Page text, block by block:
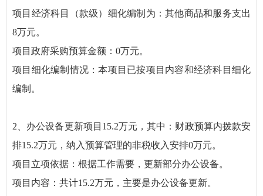
项目经济科目（款级）细化编制为：其他商品和服务支出
8万元。
项目政府采购预算金额：0万元。
项目细化编制情况：本项目已按项目内容和经济科目细化
编制。
2、办公设备更新项目15.2万元，其中：财政预算内拨款安
排15.2万元，纳入预算管理的非税收入安排0万元。
项目立项依据：根据工作需要，更新部分办公设备。
项目内容：共计15.2万元，主要是办公设备更新。